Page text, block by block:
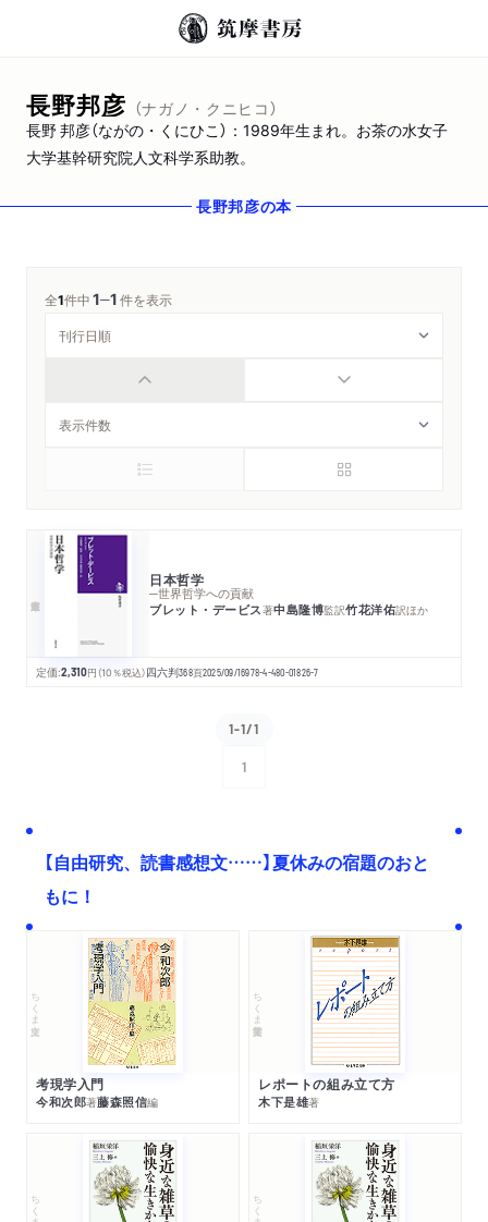
長野邦彦 （ナガノ・クニヒコ）
長野 邦彦（ながの・くにひこ）：1989年生まれ。お茶の水女子
大学基幹研究院人文科学系助教。
長野邦彦の本
全1件中1─1件を表示
日本哲学
─世界哲学への貢献
ブレット・デービス著中島隆博監訳竹花洋佑訳ほか
定価:2,310円 （10％税込）四六判368頁2025/09/16978-4-480-01826-7
1-1/1
1
【自由研究、読書感想文……】夏休みの宿題のおと
もに！
ちくま文庫
考現学入門
今和次郎著藤森照信編
ちくま学芸文庫
レポートの組み立て方
木下是雄著
ちくま文庫 ちくま文庫